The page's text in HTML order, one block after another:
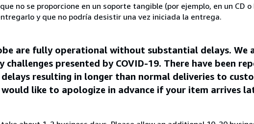
no se proporcione en un soporte tangible (por ejemplo, en un CD o
y que no podría desistir una vez iniciada la entrega.
are fully operational without substantial delays. We
presented by COVID-19. There have been
resulting in longer than normal deliveries to
like to apologize in advance if your item arrives